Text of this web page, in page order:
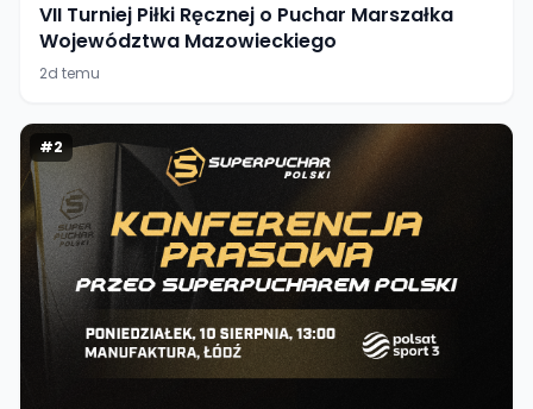
VII Turniej Piłki Ręcznej o Puchar Marszałka
Województwa Mazowieckiego
2d temu
#2